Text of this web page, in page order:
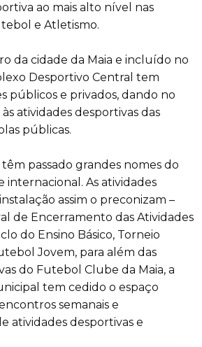
BLOG
ao mais alto nível nas
e Atletismo.
da cidade da Maia e incluído no
Desportivo Central tem
públicos e privados, dando no
atividades desportivas das
públicas.
passado grandes nomes do
internacional. As atividades
assim o preconizam –
de Encerramento das Atividades
do Ensino Básico, Torneio
Jovem, para além das
do Futebol Clube da Maia, a
tem cedido o espaço
semanais e
atividades desportivas e